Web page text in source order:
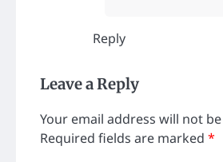
Reply
Leave a Reply
Your email address will not
Required fields are marked *